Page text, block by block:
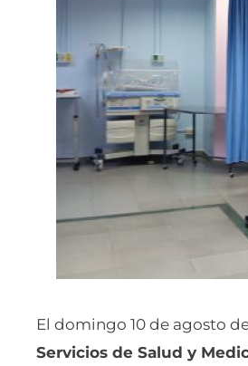
El domingo 10 de agosto
Servicios de Salud y